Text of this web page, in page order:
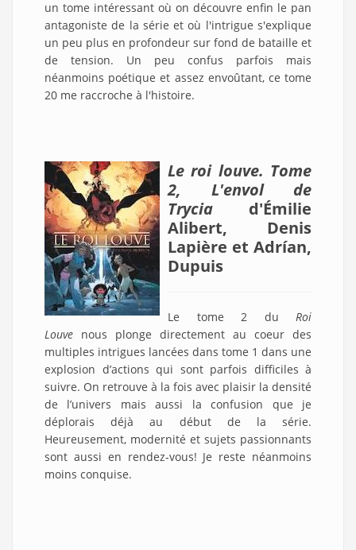
un tome intéressant où on découvre enfin le pan
antagoniste de la série et où l'intrigue s'explique
un peu plus en profondeur sur fond de bataille et
de tension. Un peu confus parfois mais
néanmoins poétique et assez envoûtant, ce tome
20 me raccroche à l'histoire.
Le roi louve. Tome
2, L'envol de
Trycia
d'Émilie
Alibert, Denis
Lapière et Adrían,
Dupuis
Le tome 2 du Roi
Louve nous plonge directement au coeur des
multiples intrigues lancées dans tome 1 dans une
explosion d’actions qui sont parfois difficiles à
suivre. On retrouve à la fois avec plaisir la densité
de l’univers mais aussi la confusion que je
déplorais déjà au début de la série.
Heureusement, modernité et sujets passionnants
sont aussi en rendez-vous! Je reste néanmoins
moins conquise.